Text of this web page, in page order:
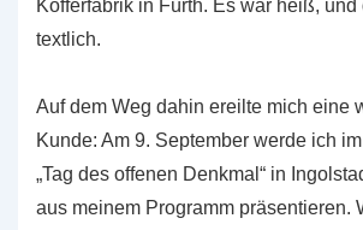
Kofferfabrik in Fürth. Es war heiß, und
textlich.
Auf dem Weg dahin ereilte mich eine
Kunde: Am 9. September werde ich
„Tag des offenen Denkmal“ in
aus meinem Programm präsentieren.